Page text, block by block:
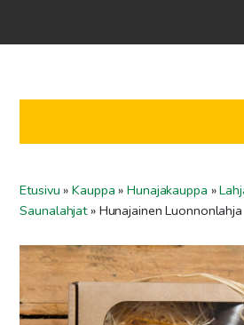
Jälleenmyyjät
Yhteydenotto
Ohjeet ja vinkit
Etusivu »Kauppa »Hunajakauppa »
Saunalahjat» Hunajainen Luonnonlahja